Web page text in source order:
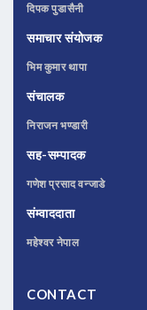
दिपक पुडासैनी
समाचार संयोजक
भिम कुमार थापा
संचालक
निराजन भण्डारी
सह-सम्पादक
गणेश प्रसाद वन्जाडे
संम्वाददाता
महेश्वर नेपाल
CONTACT